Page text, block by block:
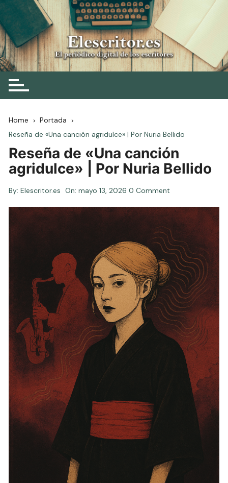
Skip
to
content
Elescritor.es
El periódico digital de los escritores
Home
Portada
Reseña de «Una canción agridulce» | Por Nuria Bellido
Reseña de «Una canción
agridulce» | Por Nuria Bellido
By: Elescritor.es On:mayo 13, 2026 0 Comment